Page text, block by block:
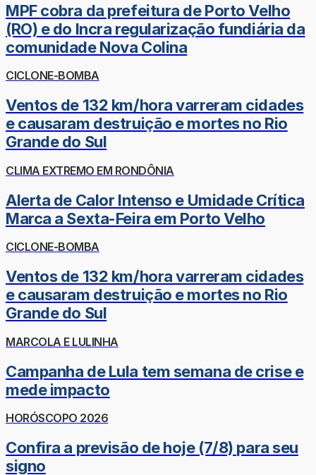
MPF cobra da prefeitura de Porto Velho
(RO) e do Incra regularização fundiária da
comunidade Nova Colina
CICLONE-BOMBA
Ventos de 132 km/hora varreram cidades
e causaram destruição e mortes no Rio
Grande do Sul
CLIMA EXTREMO EM RONDÔNIA
Alerta de Calor Intenso e Umidade Crítica
Marca a Sexta-Feira em Porto Velho
CICLONE-BOMBA
Ventos de 132 km/hora varreram cidades
e causaram destruição e mortes no Rio
Grande do Sul
MARCOLA E LULINHA
Campanha de Lula tem semana de crise e
mede impacto
HORÓSCOPO 2026
Confira a previsão de hoje (7/8) para seu
signo